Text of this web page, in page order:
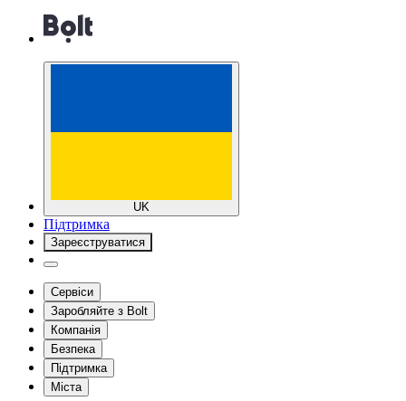
UK
Підтримка
Зареєструватися
Сервіси
Заробляйте з Bolt
Компанія
Безпека
Підтримка
Міста